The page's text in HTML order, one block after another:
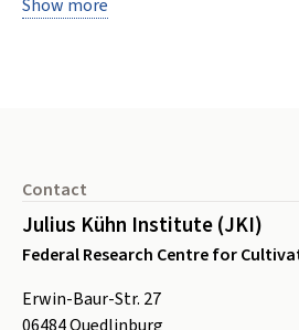
Show more
Contact
Julius Kühn Institute (JKI)
Federal Research Centre for
Erwin-Baur-Str. 27